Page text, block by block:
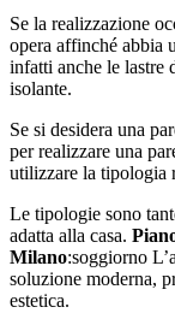
Se la realizzazione
opera affinché abbia
infatti anche le lastre
isolante.
Se si desidera una
per realizzare una
utilizzare la tipologia
Le tipologie sono
adatta alla casa.
Milano:soggiorno
soluzione moderna,
estetica.